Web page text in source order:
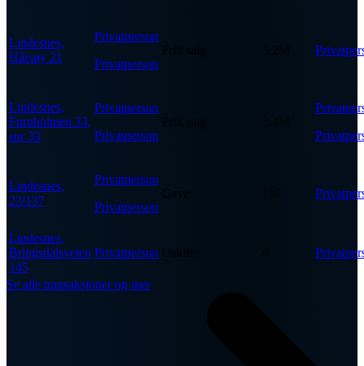
Lindesnes,
Hårsøy 21
Privatperson
Privatperson
Fritt salg
Lindesnes,
Furuholmen 33,
snr 33
Privatperson
Privatperson
Fritt salg
Lindesnes,
23/137
Privatperson
Privatperson
Gave
Lindesnes,
Bringsdalsveien
145
Privatperson Uskifte
Se alle transaksjoner og mer